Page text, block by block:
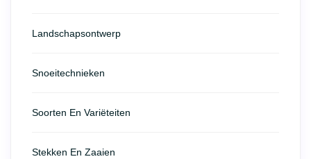
Landschapsontwerp
Snoeitechnieken
Soorten En Variëteiten
Stekken En Zaaien